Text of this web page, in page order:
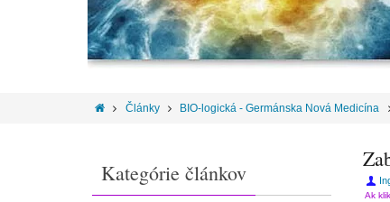
Články BIO-logická - Germánska Nová Medicína
Ak
Kategórie článkov